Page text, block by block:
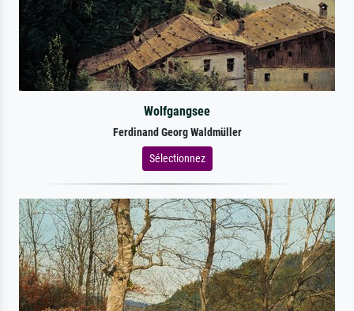
Wolfgangsee
Ferdinand Georg Waldmüller
Sélectionnez